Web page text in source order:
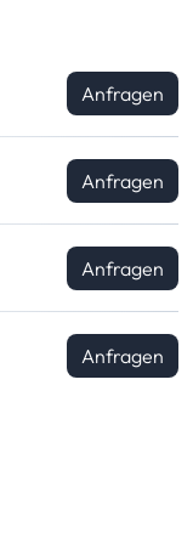
Anfragen
Anfragen
Anfragen
Anfragen